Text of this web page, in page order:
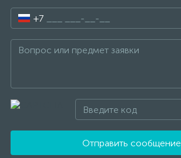
+7
Отправить сообщение